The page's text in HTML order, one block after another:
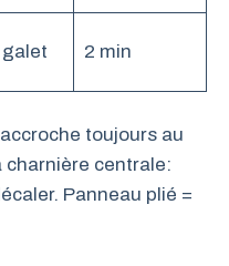
2 min
toujours au
charnière centrale:
Panneau plié =